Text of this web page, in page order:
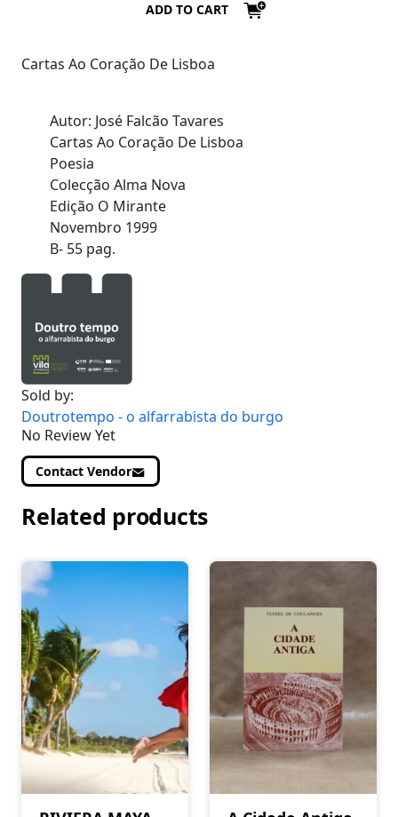
ADD TO CART
Cartas Ao Coração De Lisboa
Autor: José Falcão Tavares
Cartas Ao Coração De Lisboa
Poesia
Colecção Alma Nova
Edição O Mirante
Novembro 1999
B- 55 pag.
Sold by:
Doutrotempo - o alfarrabista do burgo
No Review Yet
Contact Vendor
Related products